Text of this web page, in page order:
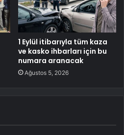
1 Eylül itibarıyla tüm kaza
ve kasko ihbarları için bu
numara aranacak
Ağustos 5, 2026